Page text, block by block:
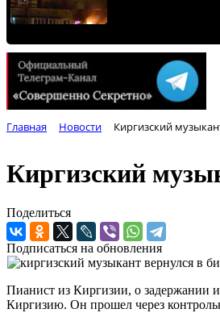
Главная Новости Киргизский
Киргизский
Поделиться
Подписаться на обновления
Пианист из Киргизии, о задержании
Киргизию. Он прошел через